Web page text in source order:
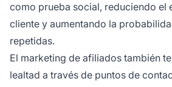
como prueba social, reduciendo el
cliente y aumentando la
repetidas.
El marketing de afiliados también
lealtad a través de puntos de